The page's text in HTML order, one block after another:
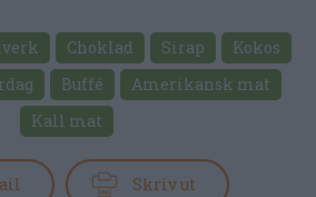
Choklad Sirap
Kokos
Buffé
Amerikansk mat
Kall mat
Skriv ut